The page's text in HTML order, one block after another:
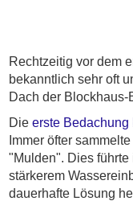
Rechtzeitig vor dem
bekanntlich sehr oft
Dach der Blockhaus-
Die erste
Immer öfter
"Mulden". Dies
stärkerem
dauerhafte Lösung